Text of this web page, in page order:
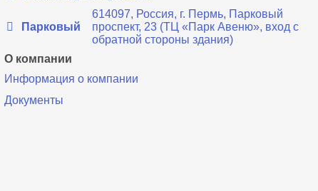
Парковый
614097, Россия, г. Пермь, Парковый
проспект, 23 (ТЦ «Парк Авеню», вход с
обратной стороны здания)
О компании
Информация о компании
Документы